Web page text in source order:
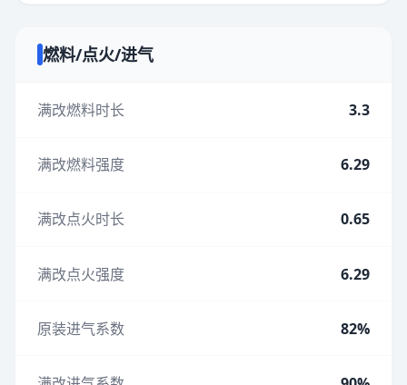
燃料/点火/进气
满改燃料时长 3.3
满改燃料强度 6.29
满改点火时长 0.65
满改点火强度 6.29
原装进气系数 82%